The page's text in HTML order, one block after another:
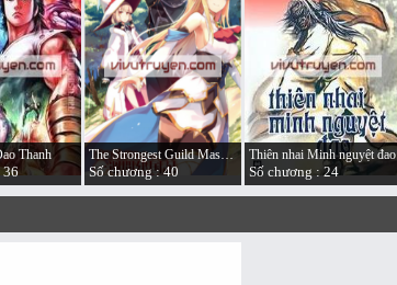
Thanh
36
The Strongest Guild Master Founded a Nation in a Week
Số chương : 40
Thiên nhai Minh nguyệt đao
Số chương : 24